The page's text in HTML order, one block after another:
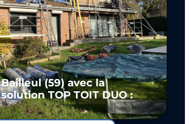
Bailleul (59) avec la
solution TOP TOIT DUO :